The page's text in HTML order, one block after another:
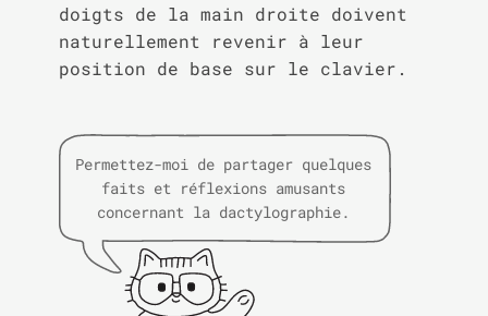
doigts de la main droite doivent
naturellement revenir à leur
position de base sur le clavier.
Permettez-moi de partager quelques
faits et réflexions amusants
concernant la dactylographie.